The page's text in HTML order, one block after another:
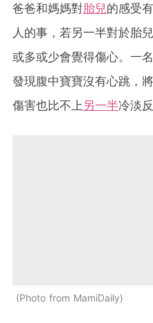
爸爸和媽媽對胎兒的感受
人的事，若另一半對於胎
或多或少會覺得傷心。一
發現腹中寶寶沒有心跳，
傷害也比不上 另一半冷淡
Photo from MamiDaily